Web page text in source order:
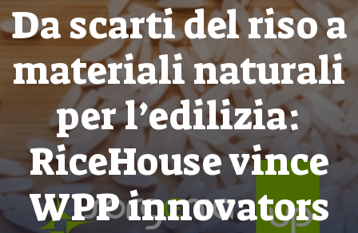
Da scarti del riso a
materiali naturali
per l’edilizia:
RiceHouse vince
WPP innovators